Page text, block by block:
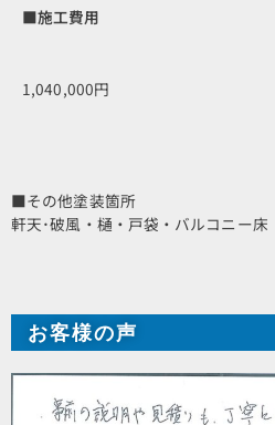
■施工費用
1,040,000円
■その他塗装箇所
軒天･破風・樋・戸袋・バルコニー床
お客様の声